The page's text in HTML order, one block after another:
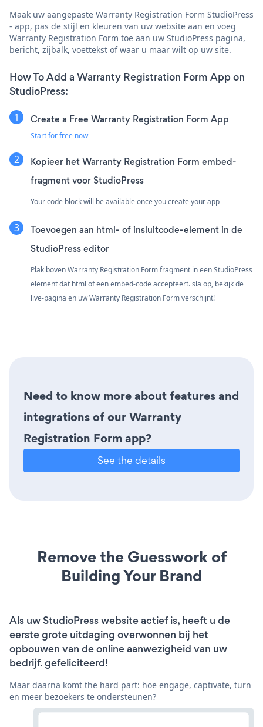
Maak uw aangepaste Warranty Registration Form StudioPress
- app, pas de stijl en kleuren van uw website aan en voeg
Warranty Registration Form toe aan uw StudioPress pagina,
bericht, zijbalk, voettekst of waar u maar wilt op uw site.
How To Add a Warranty Registration Form App on
StudioPress:
Create a Free Warranty Registration Form App
Start for free now
Kopieer het Warranty Registration Form embed-
fragment voor StudioPress
Your code block will be available once you create your app
Toevoegen aan html- of insluitcode-element in de
StudioPress editor
Plak boven Warranty Registration Form fragment in een StudioPress
element dat html of een embed-code accepteert. sla op, bekijk de
live-pagina en uw Warranty Registration Form verschijnt!
Need to know more about features and
integrations of our Warranty
Registration Form app?
See the details
Remove the Guesswork of
Building Your Brand
Als uw StudioPress website actief is, heeft u de
eerste grote uitdaging overwonnen bij het
opbouwen van de online aanwezigheid van uw
bedrijf. gefeliciteerd!
Maar daarna komt the hard part: hoe engage, captivate, turn
en meer bezoekers te ondersteunen?